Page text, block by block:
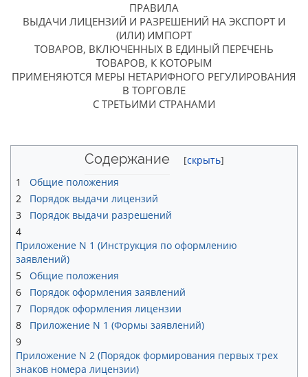
ПРАВИЛА
ВЫДАЧИ ЛИЦЕНЗИЙ И РАЗРЕШЕНИЙ НА ЭКСПОРТ И
(ИЛИ) ИМПОРТ
ТОВАРОВ, ВКЛЮЧЕННЫХ В ЕДИНЫЙ ПЕРЕЧЕНЬ
ТОВАРОВ, К КОТОРЫМ
ПРИМЕНЯЮТСЯ МЕРЫ НЕТАРИФНОГО РЕГУЛИРОВАНИЯ
В ТОРГОВЛЕ
С ТРЕТЬИМИ СТРАНАМИ
Содержание
1
Общие положения
2
Порядок выдачи лицензий
3
Порядок выдачи разрешений
4
Приложение N 1 (Инструкция по оформлению
заявлений)
5
Общие положения
6
Порядок оформления заявлений
7
Порядок оформления лицензии
8
Приложение N 1 (Формы заявлений)
9
Приложение N 2 (Порядок формирования первых трех
знаков номера лицензии)